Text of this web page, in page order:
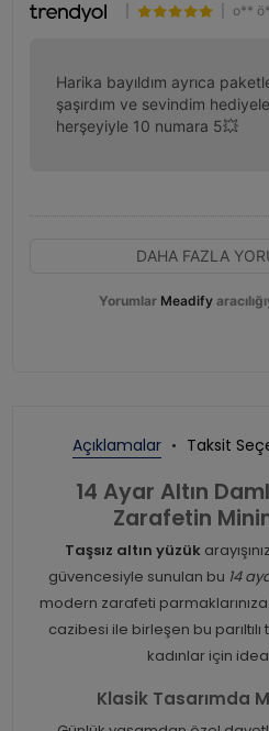
o**
Harika bayıldım ayrıca
şaşırdım ve sevindim
herşeyiyle 10 numara 5💥
DAHA FAZLA
Yorumlar Meadify
Açıklamalar Taksit
14 Ayar Altın
Zarafetin
Taşsız altın yüzük
güvencesiyle sunulan bu 14
modern zarafeti
cazibesi ile birleşen bu
kadınlar için
Klasik Tasarımda